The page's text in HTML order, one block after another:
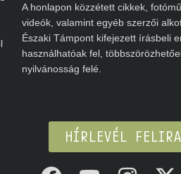
A honlapon közzétett cikkek,
videók, valamint egyéb szerzői
Északi Támpont kifejezett írásbeli
használhatóak fel,
nyilvánosság felé.
HÍRLEVÉL